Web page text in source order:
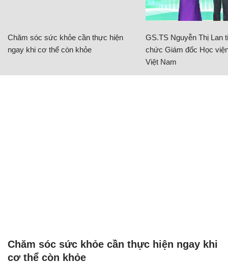
Chăm sóc sức khỏe cần thực hiện
ngay khi cơ thể còn khỏe
GS.TS Nguyễn Thị Lan
chức Giám đốc Học
Việt Nam
Chăm sóc sức khỏe cần thực hiện ngay khi
cơ thể còn khỏe